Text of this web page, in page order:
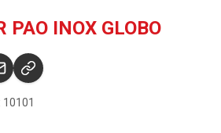
PAO INOX GLOBO